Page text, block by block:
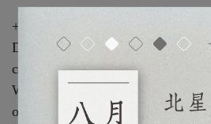
D.L.C. (Diamond-like Carbon)
coating for metal, often used on
When we applied this technology
only did we heighten their